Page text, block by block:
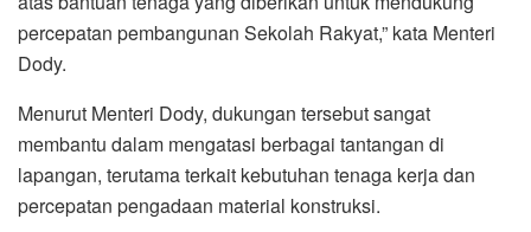
percepatan pembangunan Sekolah Rakyat,” kata Menteri
Dody.
Menurut Menteri Dody, dukungan tersebut sangat
membantu dalam mengatasi berbagai tantangan di
lapangan, terutama terkait kebutuhan tenaga kerja dan
percepatan pengadaan material konstruksi.